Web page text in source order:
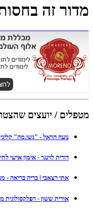
מדור זה
מטפלים / יועצים
נועה הראל - "נשי.מה"
דורית לוינגר - אימון אישי
אתי רצאבי | בריה בריאה -
אורית ששון - רפלקסולוגית